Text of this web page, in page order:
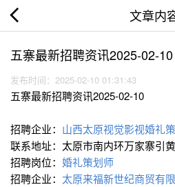
文章内
五寨最新招聘资讯2025-02-10
发布时间：2025-02-10 01:31:43
五寨最新招聘资讯2025-02-10
招聘企业： 山西太原视觉影视婚礼
联系地址：太原市南内环万家寨引
招聘岗位： 婚礼策划师
招聘企业： 太原来福新世纪商贸有